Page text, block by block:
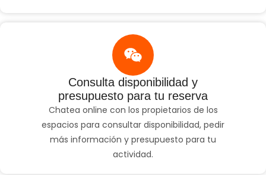
Consulta disponibilidad y
presupuesto para tu reserva
Chatea online con los propietarios de los
espacios para consultar disponibilidad, pedir
más información y presupuesto para tu
actividad.